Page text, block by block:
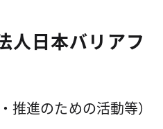
人日本バリアフ
・推進のための活動等）